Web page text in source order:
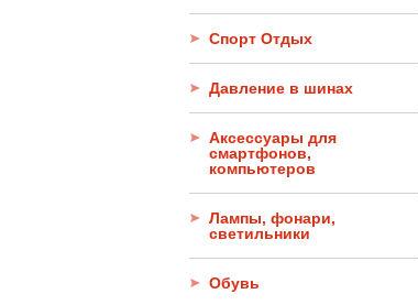
Спорт Отдых
Давление в шинах
Аксессуары для
смартфонов,
компьютеров
Лампы, фонари,
светильники
Обувь